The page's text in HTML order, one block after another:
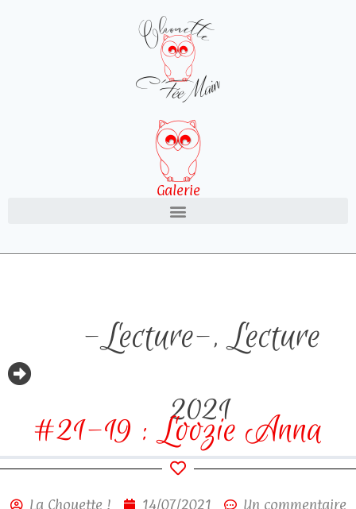
Galerie
-Lecture-,Lecture
2021
#21-19 : Loozie Anna
La Chouette ! 14/07/2021 Un commentaire